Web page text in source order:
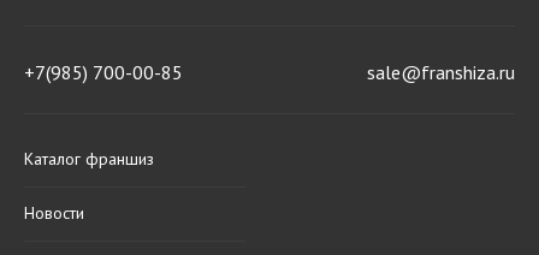
+7(985) 700-00-85 sale@franshiza.ru
Каталог франшиз
Новости